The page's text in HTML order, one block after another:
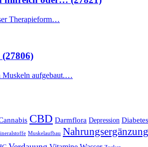
Therapieform…
Muskeln aufgebaut.…
CBD Darmflora Depression Diabetes
Muskelaufbau